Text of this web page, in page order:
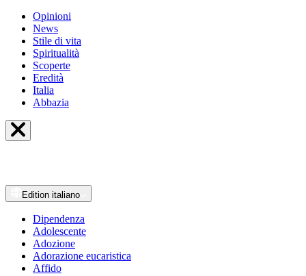
Opinioni
News
Stile di vita
Spiritualità
Scoperte
Eredità
Italia
Abbazia
Edition italiano
Dipendenza
Adolescente
Adozione
Adorazione eucaristica
Affido